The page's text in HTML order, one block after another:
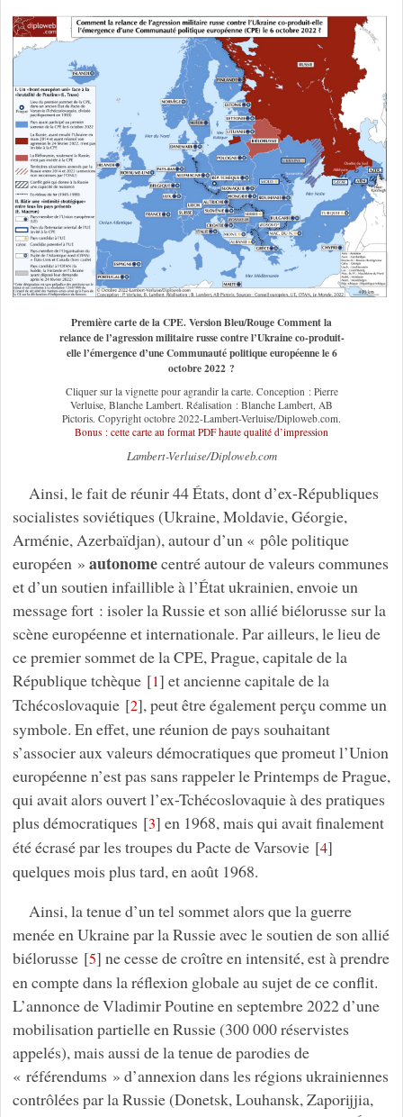
Première carte de la CPE. Version Bleu/Rouge Comment la
relance de l’agression militaire russe contre l’Ukraine co-produit-
elle l’émergence d’une Communauté politique européenne le 6
octobre 2022 ?
Cliquer sur la vignette pour agrandir la carte. Conception : Pierre
Verluise, Blanche Lambert. Réalisation : Blanche Lambert, AB
Pictoris. Copyright octobre 2022-Lambert-Verluise/Diploweb.com.
Bonus : cette carte au format PDF haute qualité d’impression
Lambert-Verluise/Diploweb.com
Ainsi, le fait de réunir 44 États, dont d’ex-Républiques
socialistes soviétiques (Ukraine, Moldavie, Géorgie,
Arménie, Azerbaïdjan), autour d’un « pôle politique
européen » autonomecentré autour de valeurs communes
et d’un soutien infaillible à l’État ukrainien, envoie un
message fort : isoler la Russie et son allié biélorusse sur la
scène européenne et internationale. Par ailleurs, le lieu de
ce premier sommet de la CPE, Prague, capitale de la
République tchèque[1] et ancienne capitale de la
Tchécoslovaquie[2], peut être également perçu comme un
symbole. En effet, une réunion de pays souhaitant
s’associer aux valeurs démocratiques que promeut l’Union
européenne n’est pas sans rappeler le Printemps de Prague,
qui avait alors ouvert l’ex-Tchécoslovaquie à des pratiques
plus démocratiques [3] en 1968, mais qui avait finalement
été écrasé par les troupes du Pacte de Varsovie[4]
quelques mois plus tard, en août 1968.
Ainsi, la tenue d’un tel sommet alors que la guerre
menée en Ukraine par la Russie avec le soutien de son allié
biélorusse[5] ne cesse de croître en intensité, est à prendre
en compte dans la réflexion globale au sujet de ce conflit.
L’annonce de Vladimir Poutine en septembre 2022 d’une
mobilisation partielle en Russie (300 000 réservistes
appelés), mais aussi de la tenue de parodies de
« référendums » d’annexion dans les régions ukrainiennes
contrôlées par la Russie (Donetsk, Louhansk, Zaporijjia,